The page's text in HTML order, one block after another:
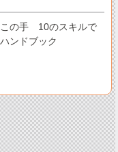
この手 10のスキルで
ンドブック